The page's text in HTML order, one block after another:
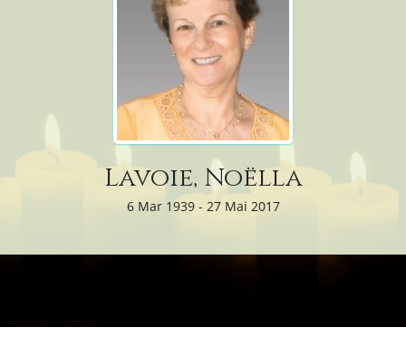
Lavoie, Noëlla
6 Mar 1939 - 27 Mai 2017